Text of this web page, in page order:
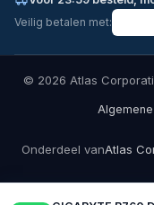
Veilig betalen met:
© 2026 Atlas
Onderdeel vanAtlas